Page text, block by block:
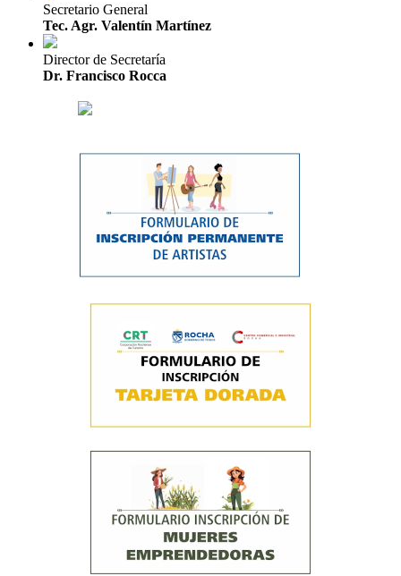
Secretario General
Tec. Agr. Valentín Martínez
Director de Secretaría
Dr. Francisco Rocca